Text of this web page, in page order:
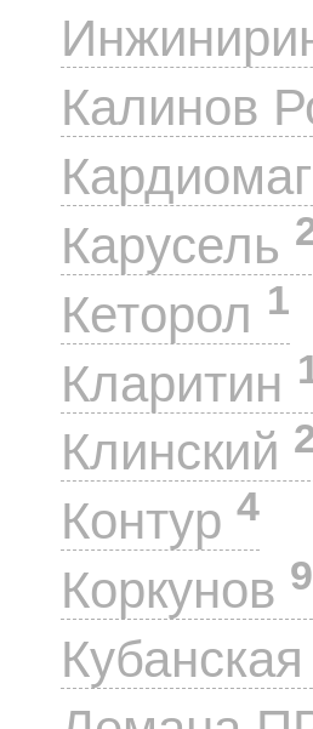
Калинов
Карусель
Кеторол 1
Кларитин
Клинский
Контур 4
Коркунов 9